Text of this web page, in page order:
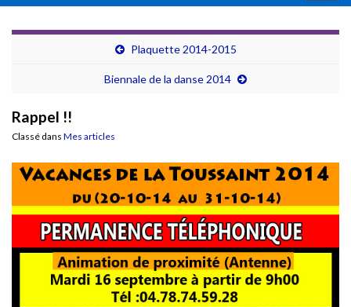
Plaquette 2014-2015
Biennale de la danse 2014
Rappel !!
Classé dans Mes articles